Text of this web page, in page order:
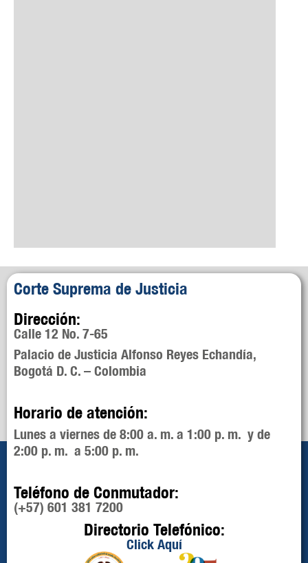
Corte Suprema de Justicia
Dirección:
Calle 12 No. 7-65
Palacio de Justicia Alfonso Reyes Echandía,
Bogotá D. C. – Colombia
Horario de atención:
Lunes a viernes de 8:00 a. m. a 1:00 p. m. y de
2:00 p. m. a 5:00 p. m.
Teléfono de Conmutador:
(+57) 601 381 7200
Directorio Telefónico:
Click Aquí